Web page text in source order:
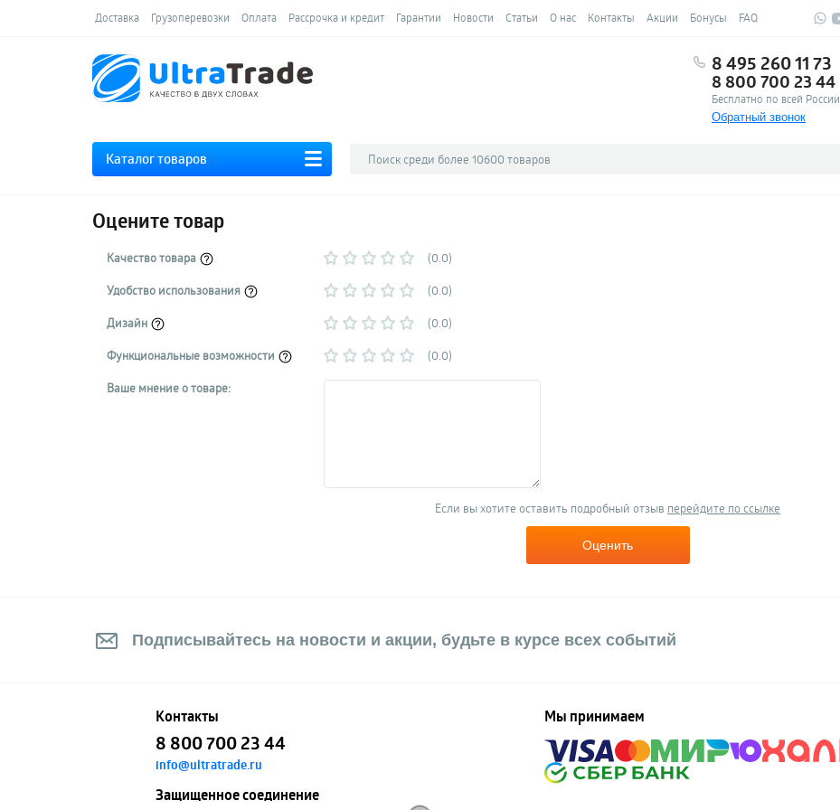
Доставка Грузоперевозки Оплата Рассрочка и кредит Гарантии Новости Статьи О нас Контакты Акции Бонусы FAQ
8 495 260 11 73
8 800 700 23 44
Бесплатно по всей России
Обратный звонок
Каталог товаров
Оцените товар
Качество товара
(0.0)
Удобство использования
(0.0)
Дизайн
(0.0)
Функциональные возможности
(0.0)
Ваше мнение о товаре:
Если вы хотите оставить подробный отзыв перейдите по ссылке
Оценить
Подписывайтесь на новости и акции, будьте в курсе всех событий
Контакты
8 800 700 23 44
info@ultratrade.ru
Защищенное соединение
Мы принимаем